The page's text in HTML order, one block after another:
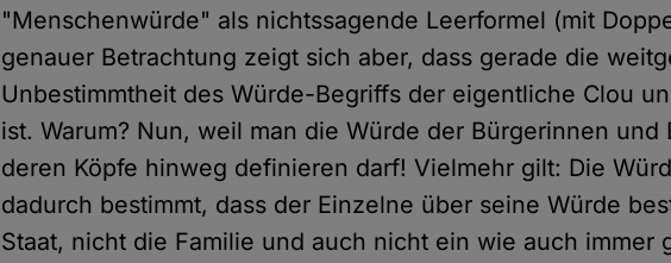
"Menschenwürde" als nichtssagende Leerformel (mit
genauer Betrachtung zeigt sich aber, dass gerade die
Unbestimmtheit des Würde-Begriffs der eigentliche Clou
ist. Warum? Nun, weil man die Würde der Bürgerinnen und
deren Köpfe hinweg definieren darf! Vielmehr gilt: Die
dadurch bestimmt, dass der Einzelne über seine Würde
Staat, nicht die Familie und auch nicht ein wie auch immer